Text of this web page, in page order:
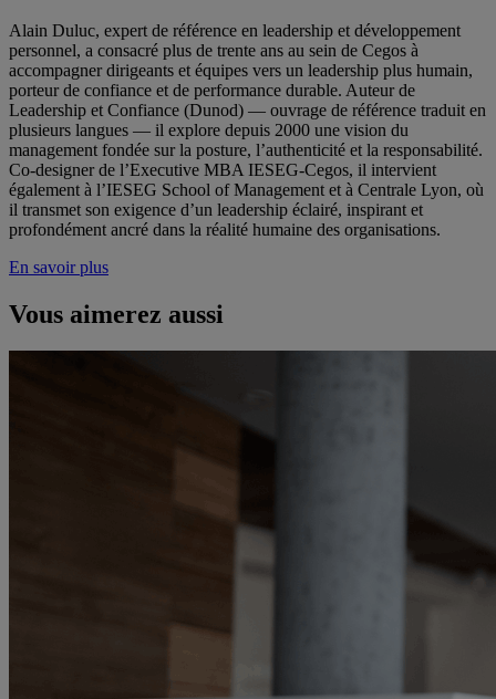
Alain Duluc, expert de référence en leadership et développement
personnel, a consacré plus de trente ans au sein de Cegos à
accompagner dirigeants et équipes vers un leadership plus humain,
porteur de confiance et de performance durable. Auteur de
Leadership et Confiance (Dunod) — ouvrage de référence traduit en
plusieurs langues — il explore depuis 2000 une vision du
management fondée sur la posture, l’authenticité et la responsabilité.
Co-designer de l’Executive MBA IESEG-Cegos, il intervient
également à l’IESEG School of Management et à Centrale Lyon, où
il transmet son exigence d’un leadership éclairé, inspirant et
profondément ancré dans la réalité humaine des organisations.
En savoir plus
Vous aimerez aussi